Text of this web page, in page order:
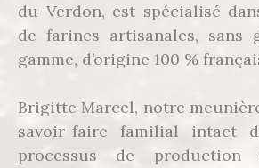
du Verdon, est spécialisé
de farines artisanales, sans
gamme, d’origine 100 %
Brigitte Marcel, notre
savoir-faire familial intact
processus de production